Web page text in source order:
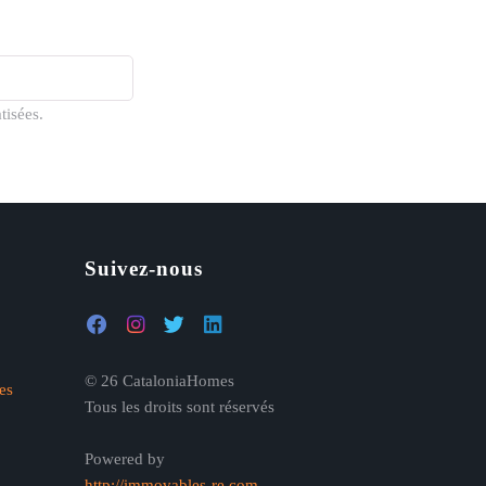
Suivez-nous
© 26 CataloniaHomes
Tous les droits sont réservés
Powered by